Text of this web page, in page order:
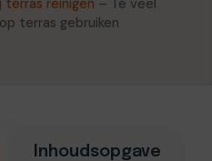
reinigen – Te veel
terras gebruiken
Inhoudsopgave